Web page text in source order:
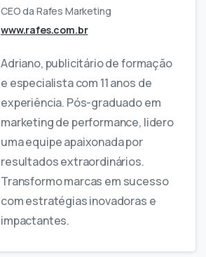
CEO da Rafes Marketing
www.rafes.com.br
Adriano, publicitário de formação
e especialista com 11 anos de
experiência. Pós-graduado em
marketing de performance, lidero
uma equipe apaixonada por
resultados extraordinários.
Transformo marcas em sucesso
com estratégias inovadoras e
impactantes.